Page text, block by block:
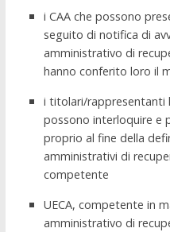
i CAA che possono
seguito di notifica di
amministrativo di
hanno conferito loro il
i titolari/rappresentanti
possono interloquire e
proprio al fine della
amministrativi di
competente
UECA, competente in
amministrativo di